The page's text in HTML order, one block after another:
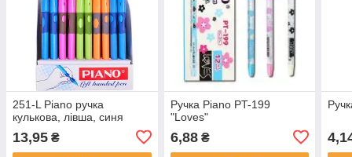
251-L Piano ручка
кулькова, лівша, синя
13,95 ₴
Ручка Piano PT-199
"Loves"
6,88₴